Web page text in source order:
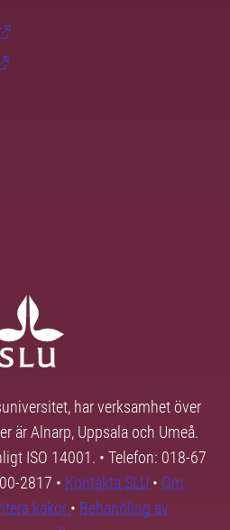
har verksamhet över
är Alnarp, Uppsala och Umeå.
ISO 14001. • Telefon: 018-67
2817 • Kontakta SLU • Om
kakor • Behandling av